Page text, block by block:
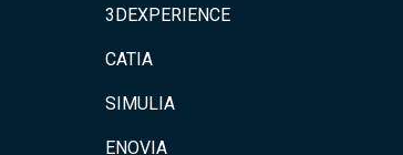
3DEXPERIENCE
CATIA
SIMULIA
ENOVIA